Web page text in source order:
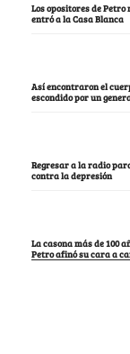
Los opositores de
entró a la Casa Blanca
Así encontraron el
escondido por un
Regresar a la radio
contra la depresión
La casona más de 100
Petro afinó su cara a